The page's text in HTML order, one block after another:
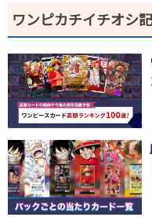
ワンピカチイチオシ